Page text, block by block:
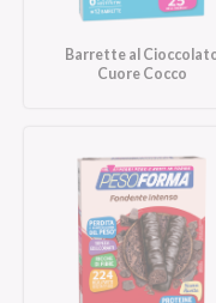
Barrette al
Cuore Cocco